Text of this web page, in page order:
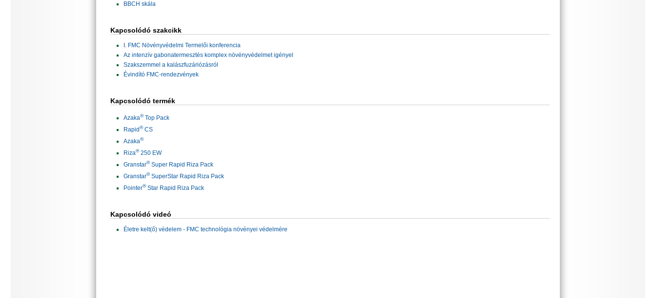
BBCH skála
Kapcsolódó szakcikk
I. FMC Növényvédelmi Termelői konferencia
Az intenzív gabonatermesztés komplex növényvédelmet igényel
Szakszemmel a kalászfuzáriózásról
Évindító FMC-rendezvények
Kapcsolódó termék
Azaka®Top Pack
Rapid®CS
Azaka®
Riza®250 EW
Granstar®Super Rapid Riza Pack
Granstar®SuperStar Rapid Riza Pack
Pointer®Star Rapid Riza Pack
Kapcsolódó videó
Életre kelt(ő) védelem - FMC technológia növényei védelmére